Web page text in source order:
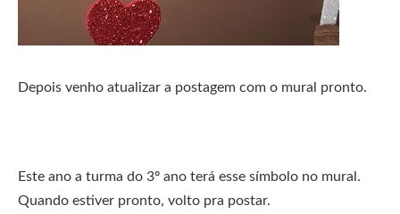
Depois venho atualizar a postagem com o mural pronto.
Este ano a turma do 3º ano terá esse símbolo no mural.
Quando estiver pronto, volto pra postar.